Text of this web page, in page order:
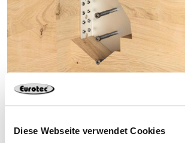
Diese Webseite verwendet Cookies
Das T-Tec System ist neuerdings mit der